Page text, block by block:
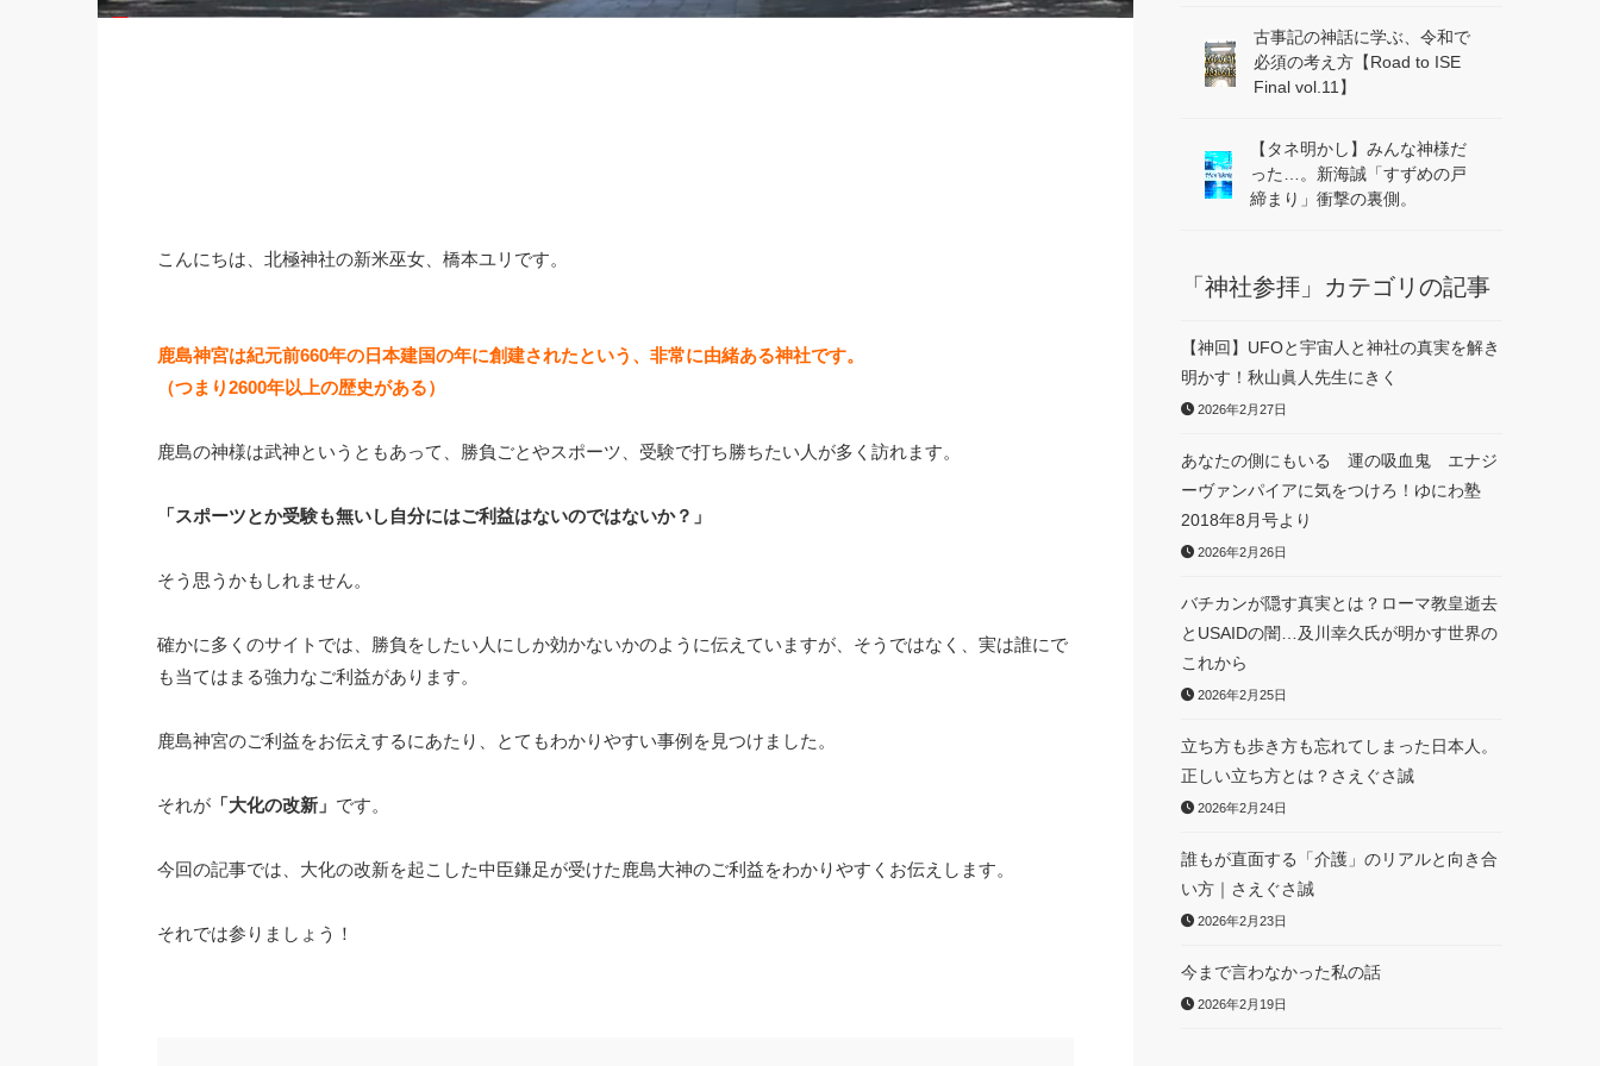
こんにちは、北極神社の新米巫女、橋本ユリです。
鹿島神宮は紀元前660年の日本建国の年に創建されたという、非常に由緒ある神社です。
（つまり2600年以上の歴史がある）
鹿島の神様は武神というともあって、勝負ごとやスポーツ、受験で打ち勝ちたい人が多く訪れます。
「スポーツとか受験も無いし自分にはご利益はないのではないか？」
そう思うかもしれません。
確かに多くのサイトでは、勝負をしたい人にしか効かないかのように伝えていますが、そうではなく、実は誰にで
も当てはまる強力なご利益があります。
鹿島神宮のご利益をお伝えするにあたり、とてもわかりやすい事例を見つけました。
それが 「大化の改新」 です。
今回の記事では、大化の改新を起こした中臣鎌足が受けた鹿島大神のご利益をわかりやすくお伝えします。
それでは参りましょう！
古事記の神話に学ぶ、令和で
必須の考え方【Road to ISE
Final vol.11】
【タネ明かし】みんな神様だ
った…。新海誠「すずめの戸
締まり」衝撃の裏側。
「神社参拝」カテゴリの記事
【神回】UFOと宇宙人と神社の真実を解き
明かす！秋山眞人先生にきく
2026年2月27日
あなたの側にもいる 運の吸血鬼 エナジ
ーヴァンパイアに気をつけろ！ゆにわ塾
2018年8月号より
2026年2月26日
バチカンが隠す真実とは？ローマ教皇逝去
とUSAIDの闇…及川幸久氏が明かす世界の
これから
2026年2月25日
立ち方も歩き方も忘れてしまった日本人。
正しい立ち方とは？さえぐさ誠
2026年2月24日
誰もが直面する「介護」のリアルと向き合
い方｜さえぐさ誠
2026年2月23日
今まで言わなかった私の話
2026年2月19日